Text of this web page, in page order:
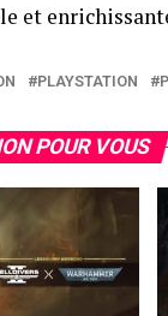
et
PLAYSTATION
POUR VOUS